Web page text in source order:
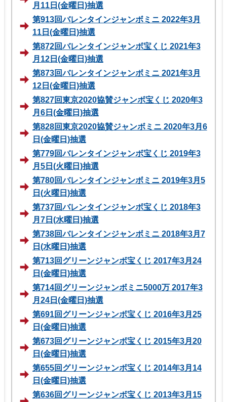
月11日(金曜日)抽選
第913回バレンタインジャンボミニ 2022年3月
11日(金曜日)抽選
第872回バレンタインジャンボ宝くじ 2021年3
月12日(金曜日)抽選
第873回バレンタインジャンボミニ 2021年3月
12日(金曜日)抽選
第827回東京2020協賛ジャンボ宝くじ 2020年3
月6日(金曜日)抽選
第828回東京2020協賛ジャンボミニ 2020年3月6
日(金曜日)抽選
第779回バレンタインジャンボ宝くじ 2019年3
月5日(火曜日)抽選
第780回バレンタインジャンボミニ 2019年3月5
日(火曜日)抽選
第737回バレンタインジャンボ宝くじ 2018年3
月7日(水曜日)抽選
第738回バレンタインジャンボミニ 2018年3月7
日(水曜日)抽選
第713回グリーンジャンボ宝くじ 2017年3月24
日(金曜日)抽選
第714回グリーンジャンボミニ5000万 2017年3
月24日(金曜日)抽選
第691回グリーンジャンボ宝くじ 2016年3月25
日(金曜日)抽選
第673回グリーンジャンボ宝くじ 2015年3月20
日(金曜日)抽選
第655回グリーンジャンボ宝くじ 2014年3月14
日(金曜日)抽選
第636回グリーンジャンボ宝くじ 2013年3月15